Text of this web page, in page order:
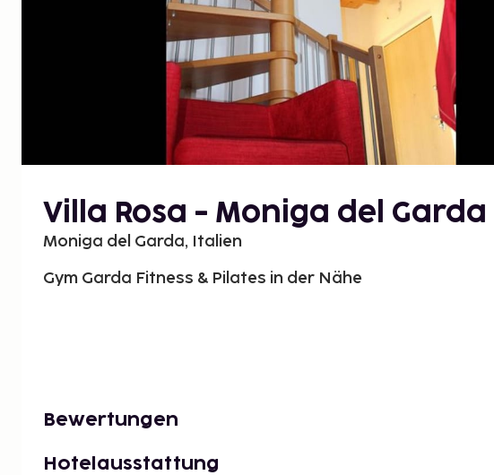
Villa Rosa - Moniga del Garda
Moniga del Garda, Italien
Gym Garda Fitness & Pilates in der Nähe
Bewertungen
Hotelausstattung